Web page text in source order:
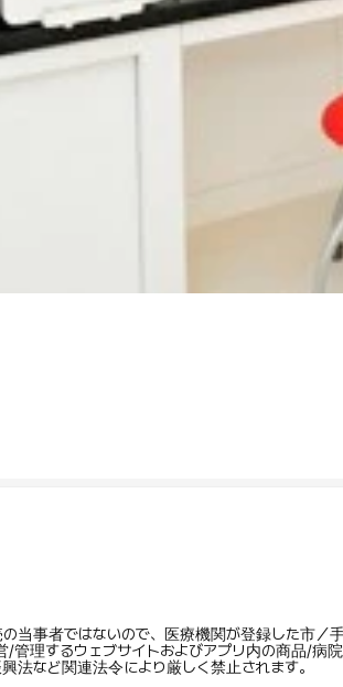
当事者ではないので、医療機関が登録した市／
管理するウェブサイトおよびアプリ内の商品/病
法など関連法令により厳しく禁止されます。